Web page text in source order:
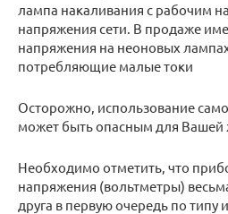
лампа накаливания с рабочим
напряжения сети. В продаже
напряжения на неоновых
потребляющие малые токи
Осторожно, использование
может быть опасным для Вашей
Необходимо отметить, что
напряжения (вольтметры)
друга в первую очередь по типу